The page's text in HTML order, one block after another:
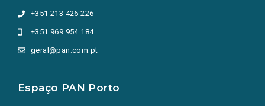
+351 213 426 226
+351 969 954 184
geral@pan.com.pt
Espaço PAN Porto